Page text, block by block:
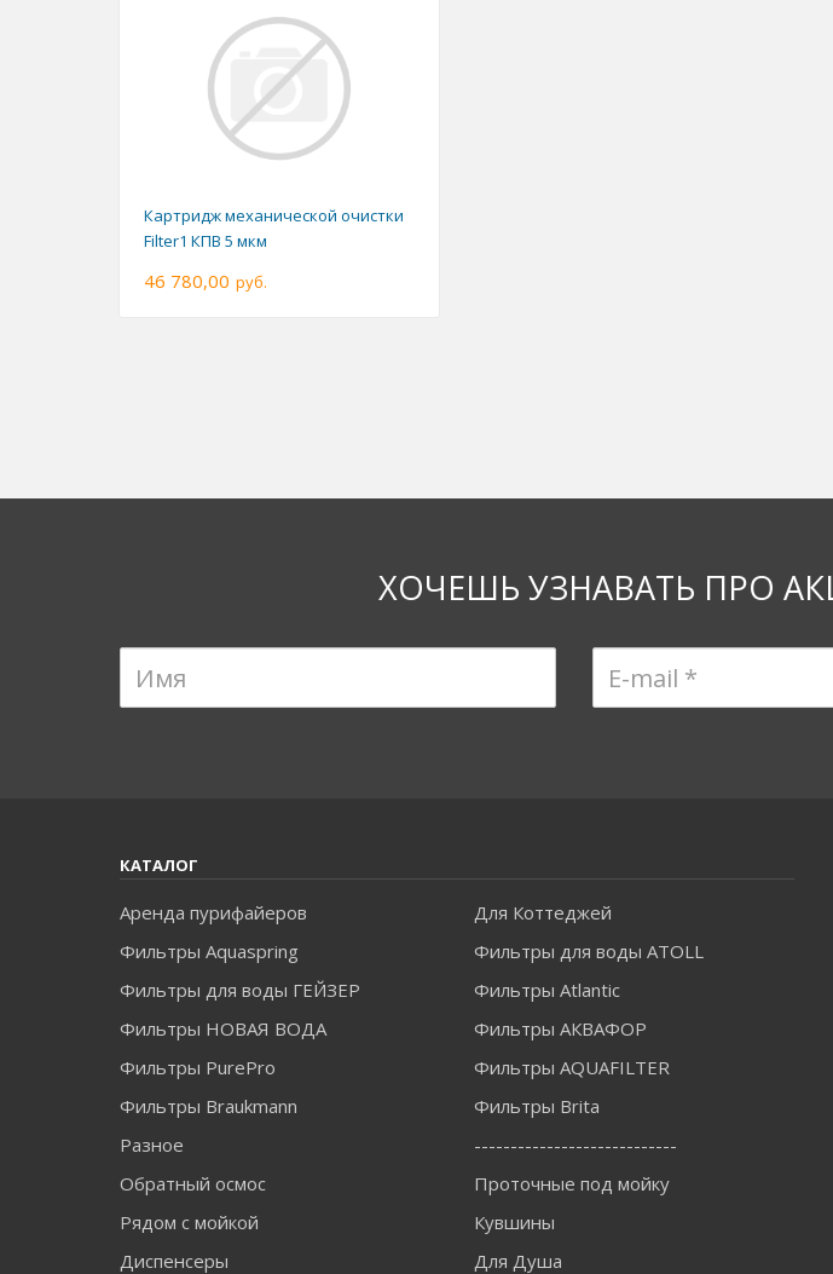
Картридж механической очистки
Filter1 КПВ 5 мкм
46 780,00 руб.
ХОЧЕШЬ УЗНАВАТЬ ПРО
КАТАЛОГ
Аренда пурифайеров
Для Коттеджей
Фильтры Aquaspring
Фильтры для воды ATOLL
Фильтры для воды ГЕЙЗЕР
Фильтры Atlantic
Фильтры НОВАЯ ВОДА
Фильтры АКВАФОР
Фильтры PurePro
Фильтры AQUAFILTER
Фильтры Braukmann
Фильтры Brita
Разное
----------------------------
Обратный осмос
Проточные под мойку
Рядом с мойкой
Кувшины
Диспенсеры
Для Душа